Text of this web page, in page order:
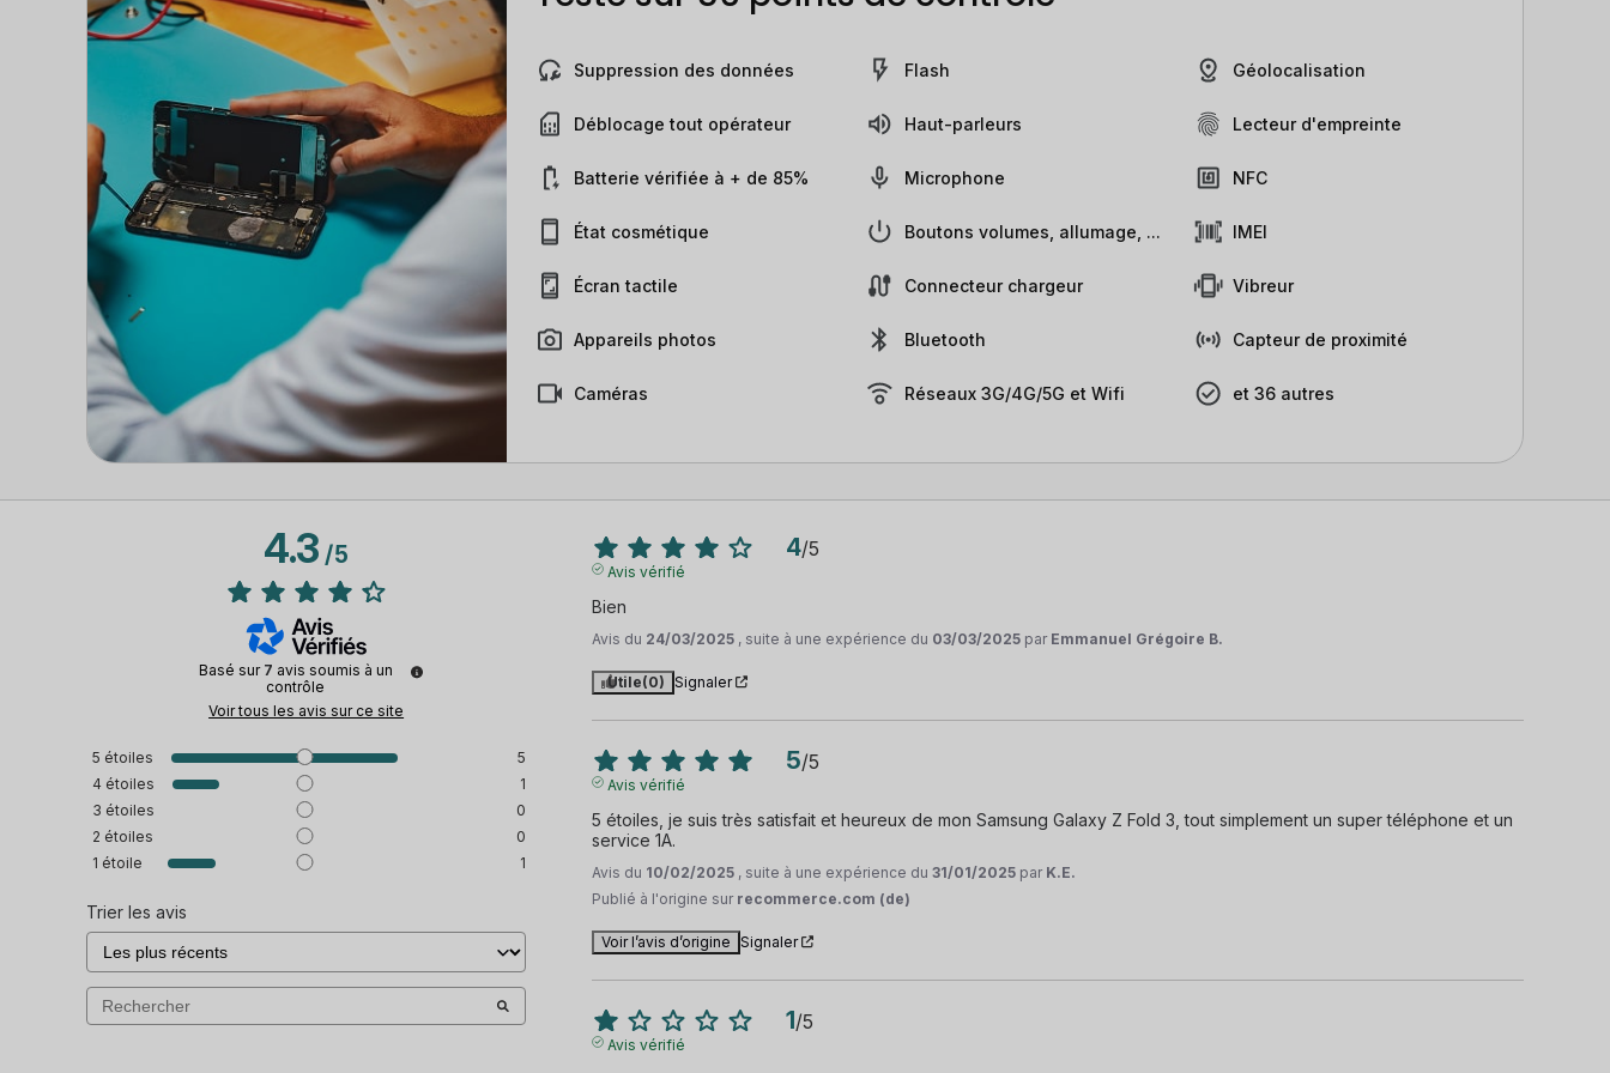
Suppression des données
Déblocage tout opérateur
Batterie vérifiée à + de 85%
État cosmétique
Écran tactile
Appareils photos
Caméras
Flash
Haut-parleurs
Microphone
Boutons volumes, allumage, ...
Connecteur chargeur
Bluetooth
Réseaux 3G/4G/5G et Wifi
Géolocalisation
Lecteur d'empreinte
NFC
IMEI
Vibreur
Capteur de proximité
et 36 autres
4.3/5
Basé sur 7 avis soumis à un
contrôle
Voir tous les avis sur ce site
5 étoiles
5
4 étoiles
1
3 étoiles
0
2 étoiles
0
1 étoile 1
Trier les avis
4/5
Avis vérifié
Bien
Avis du 24/03/2025 , suite à une expérience du 03/03/2025 par Emmanuel Grégoire B.
Utile(0) Signaler
5/5
Avis vérifié
5 étoiles, je suis très satisfait et heureux de mon Samsung Galaxy Z Fold 3, tout simplement un super téléphone et un
service 1A.
Avis du 10/02/2025 , suite à une expérience du31/01/2025 par K.E.
Publié à l'origine sur recommerce.com (de)
Voir l’avis d’origine Signaler
1/5
Avis vérifié